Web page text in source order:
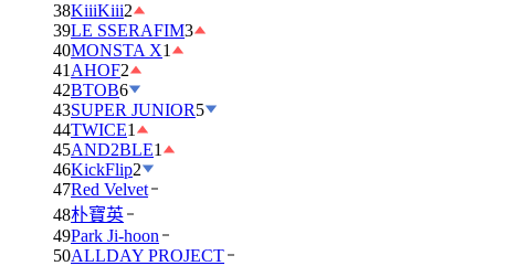
38KiiiKiii2
39LE SSERAFIM3
40MONSTA X1
41 AHOF2
42BTOB6
43SUPER JUNIOR5
44TWICE1
45AND2BLE1
46KickFlip2
47Red Velvet
48朴寶英
49Park Ji-hoon
50ALLDAY PROJECT
BTS(防